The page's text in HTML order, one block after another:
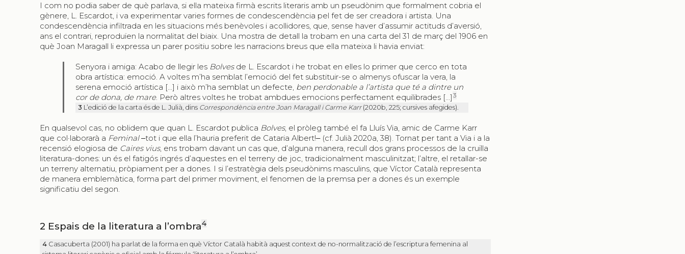
I com no podia saber de què parlava, si ella mateixa firmà escrits literaris amb un pseudònim que formalment cobria el
gènere, L. Escardot, i va experimentar varies formes de condescendència pel fet de ser creadora i artista. Una
condescendència infiltrada en les situacions més benèvoles i acollidores, que, sense haver d’assumir actituds d’aversió,
ans el contrari, reproduïen la normalitat del biaix. Una mostra de detall la trobam en una carta del 31 de març del 1906 en
què Joan Maragall li expressa un parer positiu sobre les narracions breus que ella mateixa li havia enviat:
Senyora i amiga: Acabo de llegir les Bolvesde L. Escardot i he trobat en elles lo primer que cerco en tota
obra artística: emoció. A voltes m’ha semblat l’emoció del fet substituir-se o almenys ofuscar la vera, la
serena emoció artística […] i això m’ha semblat un defecte, ben perdonable a l’artista que té a dintre un
cor de dona, de mare. Però altres voltes he trobat ambdues emocions perfectament equilibrades […] 3
3 L’edició de la carta és de L. Julià, dins Correspondència entre Joan Maragall i Carme Karr(2020b, 225; cursives afegides).
En qualsevol cas, no oblidem que quan L. Escardot publica Bolves, el pròleg també el fa Lluís Via, amic de Carme Karr
que col·laborarà a Feminal‒tot i que ella l’hauria preferit de Cataria Albert!‒ (cf. Julià 2020a, 38). Tornat per tant a Via i a la
recensió elogiosa de Caires vius, ens trobam davant un cas que, d’alguna manera, recull dos grans processos de la cruïlla
literatura-dones: un és el fatigós ingrés d’aquestes en el terreny de joc, tradicionalment masculinitzat; l’altre, el retallar-se
un terreny alternatiu, pròpiament per a dones. I si l’estratègia dels pseudònims masculins, que Víctor Català representa
de manera emblemàtica, forma part del primer moviment, el fenomen de la premsa per a dones és un exemple
significatiu del segon.
2 Espais de la literatura a l’ombra4
4 Casacuberta (2001) ha parlat de la forma en què Víctor Català habità aquest context de no-normalització de l’escriptura femenina al